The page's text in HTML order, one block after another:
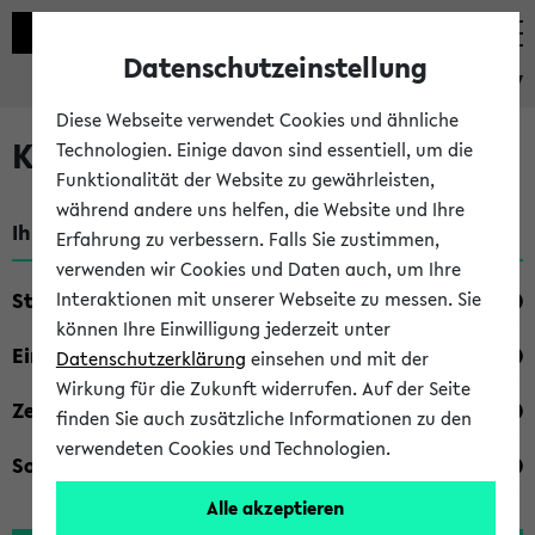
eKVV
Kombisuche im eKVV
Ihre Suchkriterien:
Studienfach
Einrichtung
Zeiten
Sonstiges
Datenschutzeinstellung
Diese Webseite verwendet Cookies und ähnliche
Technologien. Einige davon sind essentiell, um die
Funktionalität der Website zu gewährleisten,
während andere uns helfen, die Website und Ihre
Erfahrung zu verbessern. Falls Sie zustimmen,
verwenden wir Cookies und Daten auch, um Ihre
Interaktionen mit unserer Webseite zu messen. Sie
können Ihre Einwilligung jederzeit unter
Datenschutzerklärung einsehen und mit der
Wirkung für die Zukunft widerrufen. Auf der Seite
finden Sie auch zusätzliche Informationen zu den
verwendeten Cookies und Technologien.
Alle akzeptieren